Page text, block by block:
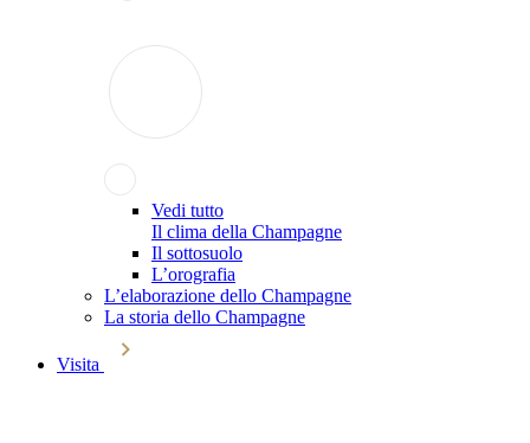
Vedi tutto
Il clima della Champagne
Il sottosuolo
L’orografia
L’elaborazione dello Champagne
La storia dello Champagne
Visita